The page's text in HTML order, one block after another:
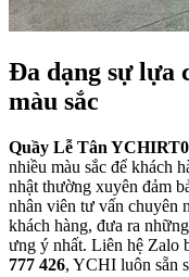
Đa dạng sự lựa
màu sắc
Quầy Lễ Tân
nhiều màu sắc để khách
nhật thường xuyên đảm
nhân viên tư vấn chuyên
khách hàng, đưa ra
ưng ý nhất. Liên hệ Zalo
777 426, YCHI luôn sẵn